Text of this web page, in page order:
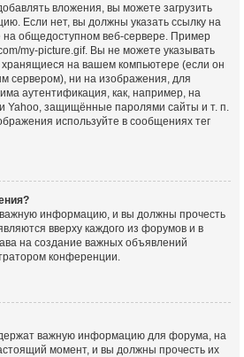
вложения, вы можете загрузить
Если нет, вы должны указать ссылку на
общедоступном веб-сервере. Пример
my-picture.gif. Вы не можете указывать
на вашем компьютере (если он
сервером), ни на изображения, для
аутентификация, как, например, на
Yahoo, защищённые паролями сайты и т. п.
используйте в сообщениях тег
информацию, и вы должны прочесть
вверху каждого из форумов и в
на создание важных объявлений
конференции.
важную информацию для форума, на
момент, и вы должны прочесть их